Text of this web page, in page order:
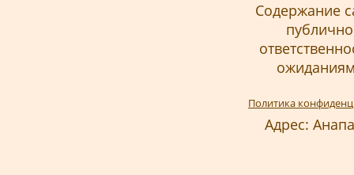
Содержание
Политика
Адрес: